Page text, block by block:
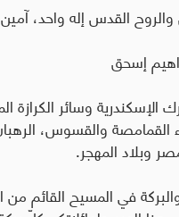
القدس إله واحد،
إسحق
الإسكندرية وسائر الكرازة
القمامصة والقسوس،
وبلاد المهجر.
في المسيح القائم من